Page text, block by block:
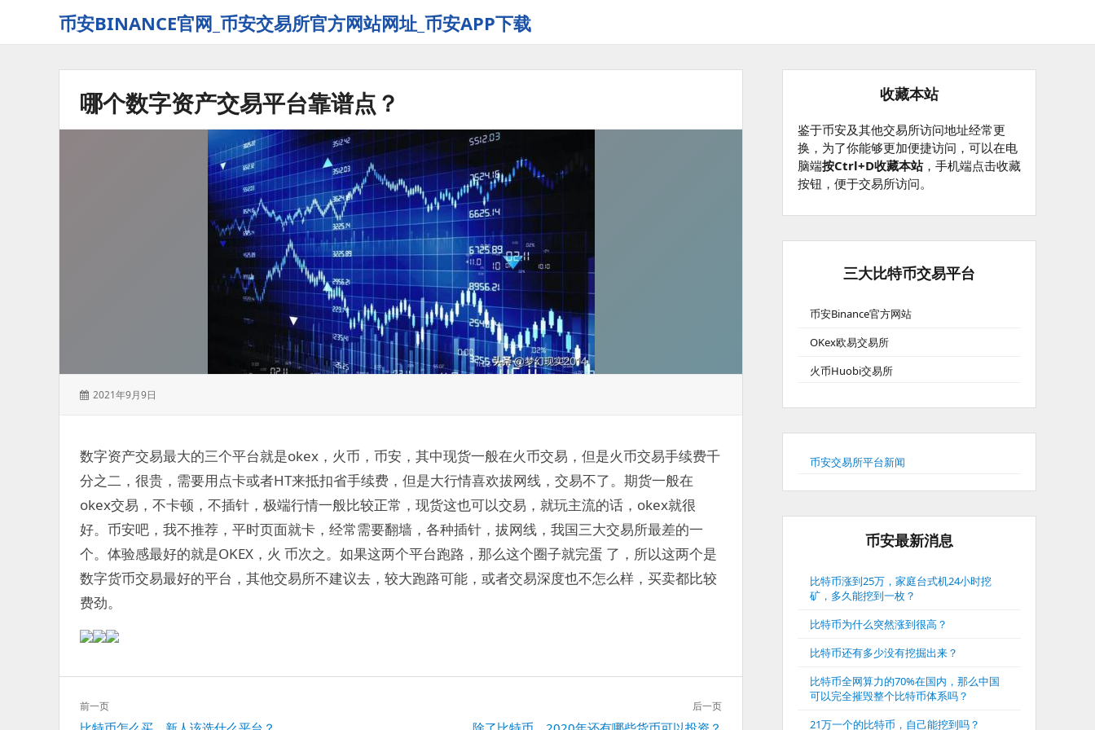
币安BINANCE官网_币安交易所官方网站网址_币安APP下载
哪个数字资产交易平台靠谱点？
发
2021年9月9日
数字资产交易最大的三个平台就是okex，火币，币安，其中现货一般在火币交易，但是火币交易手续费千
分之二，很贵，需要用点卡或者HT来抵扣省手续费，但是大行情喜欢拔网线，交易不了。期货一般在
okex交易，不卡顿，不插针，极端行情一般比较正常，现货这也可以交易，就玩主流的话，okex就很
好。币安吧，我不推荐，平时页面就卡，经常需要翻墙，各种插针，拔网线，我国三大交易所最差的一
个。体验感最好的就是OKEX，火 币次之。如果这两个平台跑路，那么这个圈子就完蛋 了，所以这两个是
数字货币交易最好的平台，其他交易所不建议去，较大跑路可能，或者交易深度也不怎么样，买卖都比较
费劲。
文
章
前一页 后一页
收藏本站
鉴于币安及其他交易所访问地址经常更
换，为了你能够更加便捷访问，可以在电
脑端按Ctrl+D收藏本站，手机端点击收藏
按钮，便于交易所访问。
三大比特币交易平台
币安Binance官方网站
OKex欧易交易所
火币Huobi交易所
币安交易所平台新闻
币安最新消息
比特币涨到25万，家庭台式机24小时挖
矿，多久能挖到一枚？
比特币为什么突然涨到很高？
比特币还有多少没有挖掘出来？
比特币全网算力的70%在国内，那么中国
可以完全摧毁整个比特币体系吗？
21万一个的比特币，自己能挖到吗？